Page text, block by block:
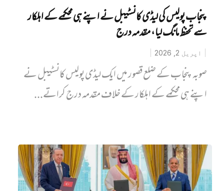
پنجاب پولیس کی لیڈی کانسٹیبل نے اپنے ہی محکمے کے اہلکار
سے تحفظ مانگ لیا، مقدمہ درج
اپریل 2, 2026
صوبہ پنجاب کے ضلع قصور میں ایک لیڈی پولیس کانسٹیبل نے
اپنے ہی محکمے کے اہلکار کے خلاف مقدمہ درج کراتے...